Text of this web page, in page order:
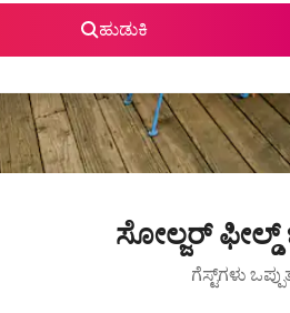
ಹುಡುಕಿ
ಸೋಲ್ಜರ್
ಗೆಸ್ಟ್‌ಗಳು